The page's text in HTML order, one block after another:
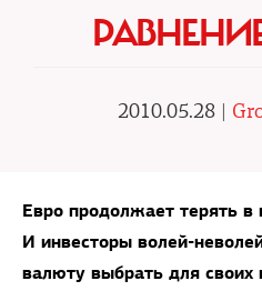
2010.05.28 |
Евро продолжает терять в
И инвесторы волей-
валюту выбрать для своих